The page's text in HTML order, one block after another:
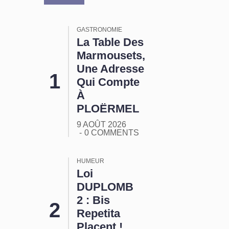
GASTRONOMIE
La Table Des
Marmousets,
Une Adresse
Qui Compte
À
PLOËRMEL
9 AOÛT 2026
0 COMMENTS
HUMEUR
Loi
DUPLOMB
2 : Bis
Repetita